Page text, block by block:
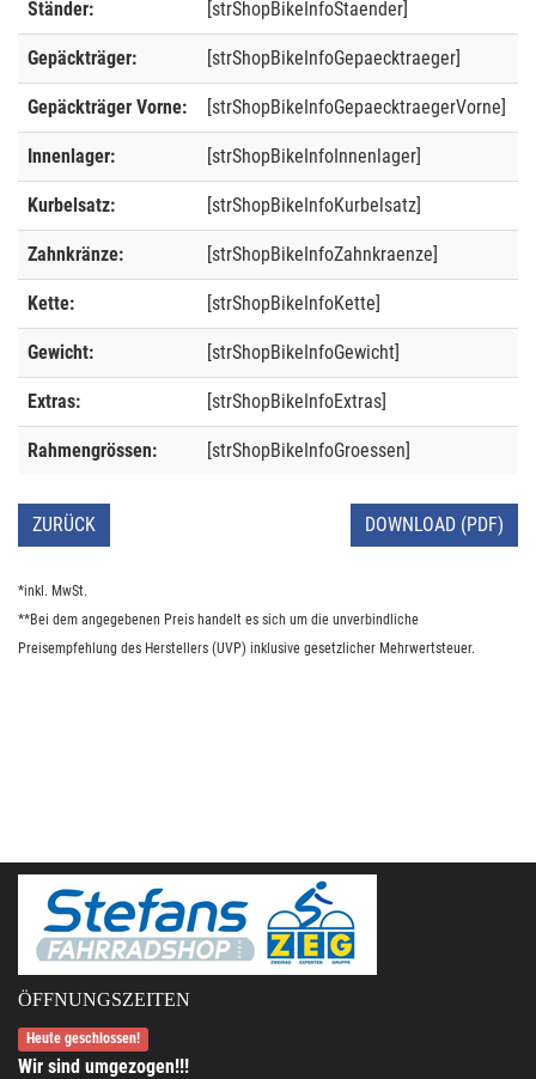
Ständer: [strShopBikeInfoStaender]
Gepäckträger: [strShopBikeInfoGepaecktraeger]
Gepäckträger Vorne: [strShopBikeInfoGepaecktraegerVorne]
Innenlager: [strShopBikeInfoInnenlager]
Kurbelsatz: [strShopBikeInfoKurbelsatz]
Zahnkränze: [strShopBikeInfoZahnkraenze]
Kette: [strShopBikeInfoKette]
Gewicht: [strShopBikeInfoGewicht]
Extras: [strShopBikeInfoExtras]
Rahmengrössen: [strShopBikeInfoGroessen]
ZURÜCK DOWNLOAD (PDF)
*inkl. MwSt.
**Bei dem angegebenen Preis handelt es sich um die unverbindliche
Preisempfehlung des Herstellers (UVP) inklusive gesetzlicher Mehrwertsteuer.
ÖFFNUNGSZEITEN
Heute geschlossen!
Wir sind umgezogen!!!